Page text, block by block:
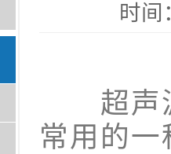
时间
超声波
常用的